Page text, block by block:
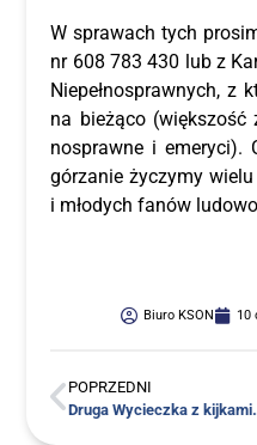
W spra­wach tych
nr 608 783 430 lub z
Nie­peł­no­spraw­nych, z
na bie­żą­co (więk­szość
no­spraw­ne i eme­ry­ci).
gó­rza­nie życzy­my
i mło­dych fanów
Biuro KSON 10
POPRZEDNI
Dru­ga